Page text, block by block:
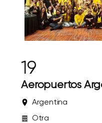
19
Aeropuertos
Argentina
Otra